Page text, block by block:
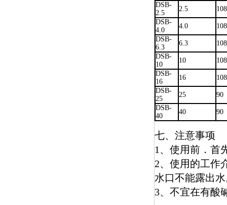
DSB-
2.5
2.5
108
DSB-
4.0
4.0
108
DSB-
6.3
6.3
108
DSB-
10
10
108
DSB-
16
16
108
DSB-
25
25
90
DSB-
40
40 90
七、注意事项
1、使用前．首
2、使用的工作
水口不能露出
3、不宜在有酸